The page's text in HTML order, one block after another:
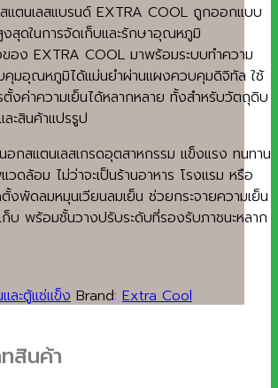
สินค้า
แตนเลสแบรนด์ EXTRA COOL ถูกออกแบบ
สุดในการจัดเก็บและรักษาอุณหภูมิ
อง EXTRA COOL มาพร้อมระบบทำความ
มอุณหภูมิได้แม่นยำผ่านแผงควบคุมดิจิทัล ใช้
งค่าความเย็นได้หลากหลาย ทั้งสำหรับวัตถุดิบ
ะสินค้าแปรรูป
กสแตนเลสเกรดอุตสาหกรรม แข็งแรง ทนทาน
วดล้อม ไม่ว่าจะเป็นร้านอาหาร โรงแรม หรือ
งพัดลมหมุนเวียนลมเย็น ช่วยกระจายความเย็น
บ พร้อมชั้นวางปรับระดับที่รองรับภาชนะหลาก
ละตู้แช่แข็ง Brand: Extra Cool